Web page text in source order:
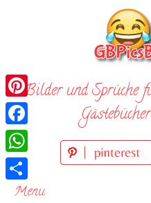
Bilder und Sprüche
Menu
Pinterest
Facebook
WhatsApp
Teilen